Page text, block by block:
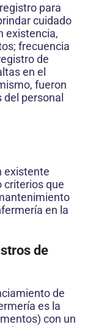
para
cuidado
existencia,
frecuencia
de
en el
fueron
del personal
existente
criterios que
en la
de
de
es la
con un